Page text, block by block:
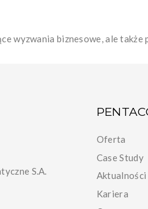
wyzwania biznesowe, ale
S.A.
Oferta
Case Study
Aktualności
Kariera